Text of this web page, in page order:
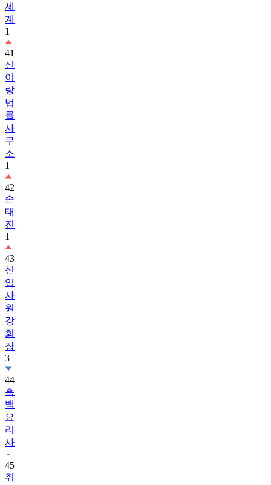
세
계
1
41
신
이
랑
법
률
사
무
소
1
42
손
태
진
1
43
신
입
사
원
강
회
장
3
44
흑
백
요
리
사
45
취